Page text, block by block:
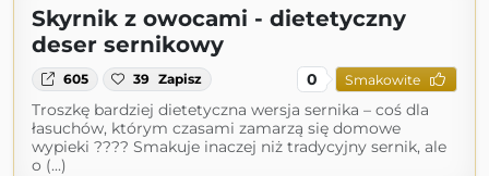
Skyrnik z owocami - dietetyczny
deser sernikowy
605 39 Zapisz 0 Smakowite
Troszkę bardziej dietetyczna wersja sernika – coś dla
łasuchów, którym czasami zamarzą się domowe
wypieki ???? Smakuje inaczej niż tradycyjny sernik, ale
o (...)